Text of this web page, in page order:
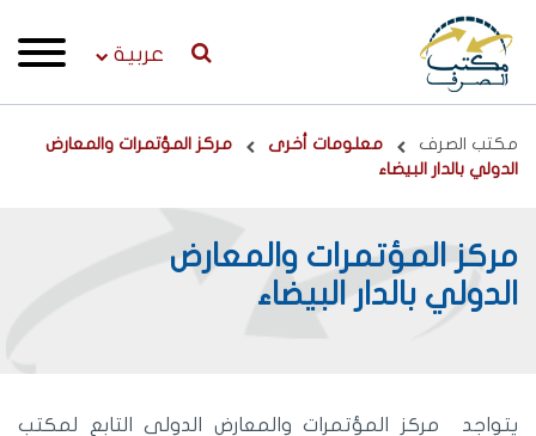
عربية
Breadcrumb
مكتب الصرف معلومات أخرى
مركز المؤتمرات والمعارض
الدولي بالدار البيضاء
مركز المؤتمرات والمعارض
الدولي بالدار البيضاء
يتواجد مركز المؤتمرات والمعارض الدولي التابع لمكتب